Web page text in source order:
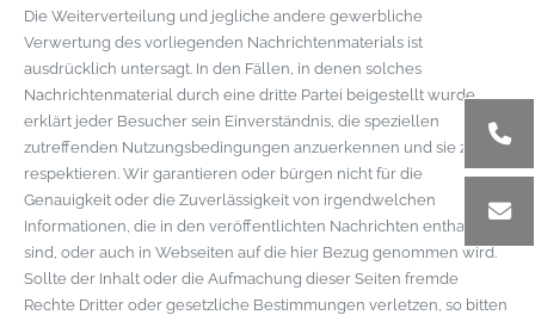
Die Weiterverteilung und jegliche andere gewerbliche
Verwertung des vorliegenden Nachrichtenmaterials ist
ausdrücklich untersagt. In den Fällen, in denen solches
Nachrichtenmaterial durch eine dritte Partei beigestellt wurde,
erklärt jeder Besucher sein Einverständnis, die speziellen
zutreffenden Nutzungsbedingungen anzuerkennen und sie zu
respektieren. Wir garantieren oder bürgen nicht für die
Genauigkeit oder die Zuverlässigkeit von irgendwelchen
Informationen, die in den veröffentlichten Nachrichten enthalten
sind, oder auch in Webseiten auf die hier Bezug genommen wird.
Sollte der Inhalt oder die Aufmachung dieser Seiten fremde
Rechte Dritter oder gesetzliche Bestimmungen verletzen, so bitten